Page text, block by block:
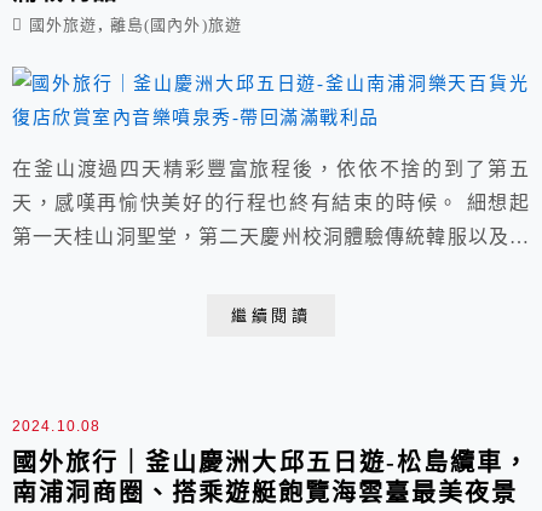
國外旅遊 , 離島(國內外)旅遊
在釜山渡過四天精彩豐富旅程後，依依不捨的到了第五
天，感嘆再愉快美好的行程也終有結束的時候。 細想起
第一天桂山洞聖堂，第二天慶州校洞體驗傳統韓服以及刺
車，晚上自費韓國迪斯可胖胖，第四天甘川洞文化村尋找
繼續閱讀
2024.10.08
國外旅行｜釜山慶洲大邱五日遊-松島纜車，
南浦洞商圈、搭乘遊艇飽覽海雲臺最美夜景